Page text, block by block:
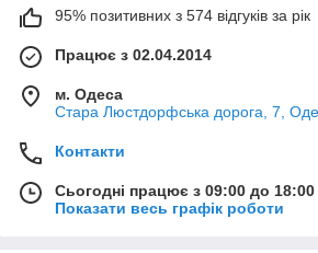
95% позитивних з 574 відгуків за рік
Працює з 02.04.2014
м. Одеса
Стара Люстдорфська дорога, 7,
Контакти
Сьогодні працює з 09:00 до 18:00
Показати весь графік роботи